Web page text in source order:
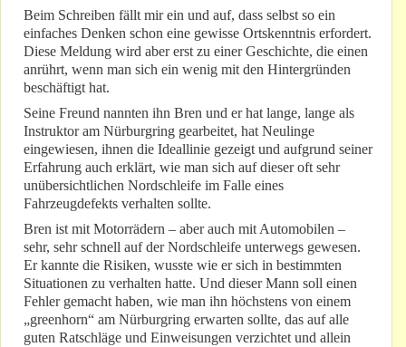
Beim Schreiben fällt mir ein und auf, dass selbst so ein
einfaches Denken schon eine gewisse Ortskenntnis erfordert.
Diese Meldung wird aber erst zu einer Geschichte, die einen
anrührt, wenn man sich ein wenig mit den Hintergründen
beschäftigt hat.
Seine Freund nannten ihn Bren und er hat lange, lange als
Instruktor am Nürburgring gearbeitet, hat Neulinge
eingewiesen, ihnen die Ideallinie gezeigt und aufgrund seiner
Erfahrung auch erklärt, wie man sich auf dieser oft sehr
unübersichtlichen Nordschleife im Falle eines
Fahrzeugdefekts verhalten sollte.
Bren ist mit Motorrädern – aber auch mit Automobilen –
sehr, sehr schnell auf der Nordschleife unterwegs gewesen.
Er kannte die Risiken, wusste wie er sich in bestimmten
Situationen zu verhalten hatte. Und dieser Mann soll einen
Fehler gemacht haben, wie man ihn höchstens von einem
„greenhorn“ am Nürburgring erwarten sollte, das auf alle
guten Ratschläge und Einweisungen verzichtet und allein